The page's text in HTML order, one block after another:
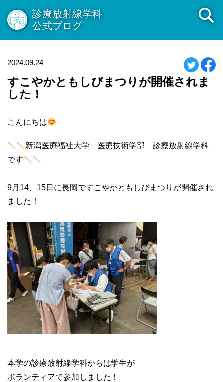
診療放射線学科
公式ブログ
2024.09.24
すこやかともしびまつりが開催されま
した！
こんにちは
新潟医療福祉大学 医療技術学部 診療放射線学科
です
9月14、15日に長岡ですこやかともしびまつりが開催され
ました！
本学の診療放射線学科からは学生が
ボランティアで参加しました！